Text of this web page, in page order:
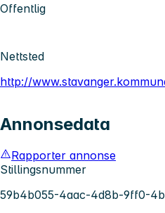
Offentlig
Nettsted
http://
Annonsedata
Rapporter annonse
Stillingsnummer
59b4b055-4aac-4d8b-9ff0-